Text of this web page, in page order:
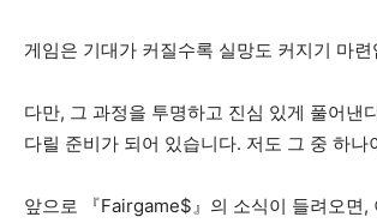
게임은 기대가 커질수록 실망도 커지기 마련
다만, 그 과정을 투명하고 진심 있게 풀어낸
다릴 준비가 되어 있습니다. 저도 그 중 하나
앞으로 『Fairgame$』의 소식이 들려오면,